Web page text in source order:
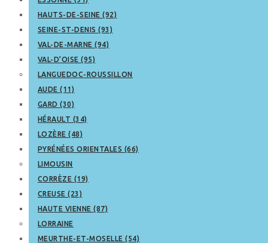
HAUTS-DE-SEINE (92)
SEINE-ST-DENIS (93)
VAL-DE-MARNE (94)
VAL-D’OISE (95)
LANGUEDOC-ROUSSILLON
AUDE (11)
GARD (30)
HÉRAULT (34)
LOZÈRE (48)
PYRÉNÉES ORIENTALES (66)
LIMOUSIN
CORRÈZE (19)
CREUSE (23)
HAUTE VIENNE (87)
LORRAINE
MEURTHE-ET-MOSELLE (54)